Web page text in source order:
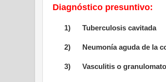
Diagnóstico presuntivo:
1) Tuberculosis cavitada
2) Neumonía aguda de la
3) Vasculitis o